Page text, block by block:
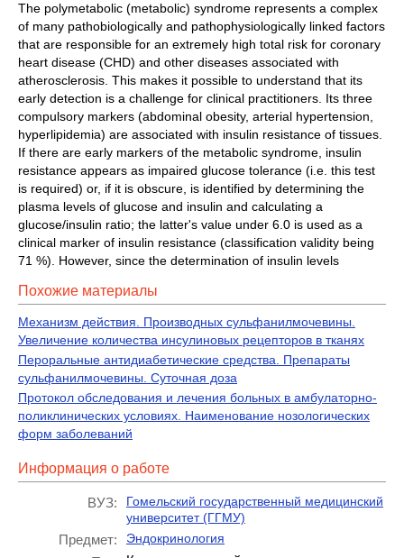
The polymetabolic (metabolic) syndrome represents a complex
of many pathobiologically and pathophysiologically linked factors
that are responsible for an extremely high total risk for coronary
heart disease (CHD) and other diseases associated with
atherosclerosis. This makes it possible to understand that its
early detection is a challenge for clinical practitioners. Its three
compulsory markers (abdominal obesity, arterial hypertension,
hyperlipidemia) are associated with insulin resistance of tissues.
If there are early markers of the metabolic syndrome, insulin
resistance appears as impaired glucose tolerance (i.e. this test
is required) or, if it is obscure, is identified by determining the
plasma levels of glucose and insulin and calculating a
glucose/insulin ratio; the latter's value under 6.0 is used as a
clinical marker of insulin resistance (classification validity being
71 %). However, since the determination of insulin levels
Похожие материалы
Механизм действия. Производных сульфанилмочевины.
Увеличение количества инсулиновых рецепторов в тканях
Пероральные антидиабетические средства. Препараты
сульфанилмочевины. Суточная доза
Протокол обследования и лечения больных в амбулаторно-
поликлинических условиях. Наименование нозологических
форм заболеваний
Информация о работе
ВУЗ:
Гомельский государственный медицинский
университет (ГГМУ)
Предмет: Эндокринология